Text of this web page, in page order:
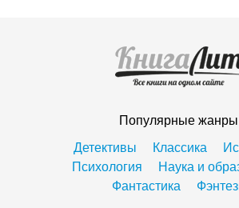
Популярные жанры
Детективы
Классика
Психология
Наука и
Фантастика